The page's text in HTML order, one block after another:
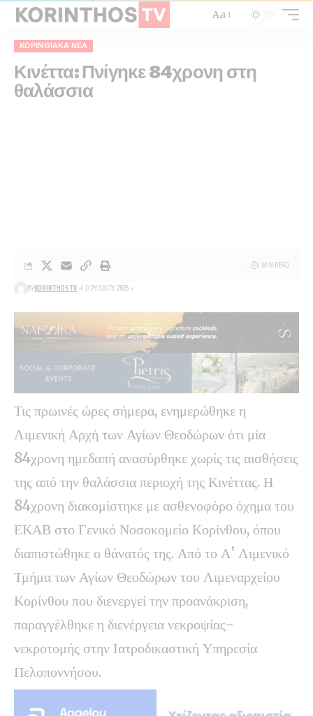
Aa
ΚΟΡΙΝΘΙΑΚΆ ΝΈΑ
Κινέττα: Πνίγηκε 84χρονη στη
θαλάσσια
BYKORINTHOSTV 1 ΙΟΥΛΊΟΥ 2026
1 MIN READ
Τις πρωινές ώρες σήμερα, ενημερώθηκε η
Λιμενική Αρχή των Αγίων Θεοδώρων ότι μία
84χρονη ημεδαπή ανασύρθηκε χωρίς τις αισθήσεις
της από την θαλάσσια περιοχή της Κινέττας. Η
84χρονη διακομίστηκε με ασθενοφόρο όχημα του
ΕΚΑΒ στο Γενικό Νοσοκομείο Κορίνθου, όπου
διαπιστώθηκε ο θάνατός της. Από το Α’ Λιμενικό
Τμήμα των Αγίων Θεοδώρων του Λιμεναρχείου
Κορίνθου που διενεργεί την προανάκριση,
παραγγέλθηκε η διενέργεια νεκροψίας-
νεκροτομής στην Ιατροδικαστική Υπηρεσία
Πελοποννήσου.